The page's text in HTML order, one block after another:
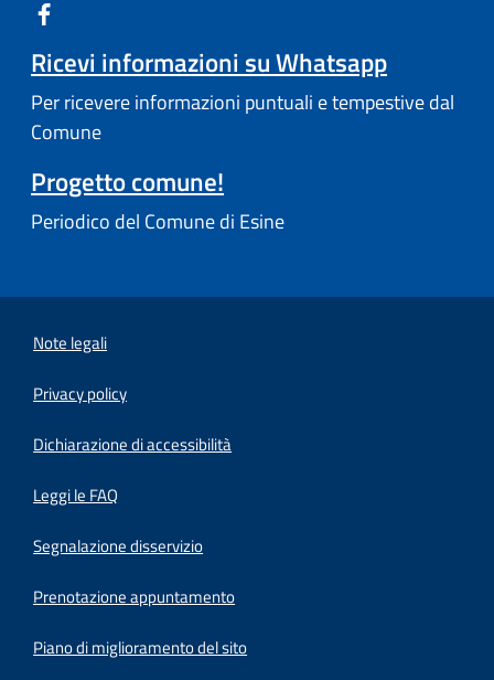
Ricevi informazioni su Whatsapp
Per ricevere informazioni puntuali e tempestive dal
Comune
Progetto comune!
Periodico del Comune di Esine
Note legali
Privacy policy
Dichiarazione di accessibilità
Leggi le FAQ
Segnalazione disservizio
Prenotazione appuntamento
Piano di miglioramento del sito